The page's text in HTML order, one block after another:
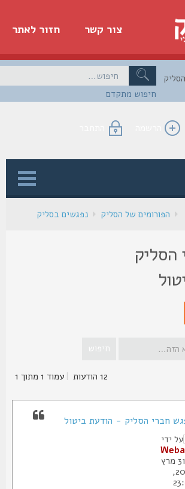
חזור לאתר צור קשר
חיפוש מתקדם
הרשמה התחבר
של הסליק נפגשים בסליק
|עמוד1מתוך1
הסליק - הודעת ביטול